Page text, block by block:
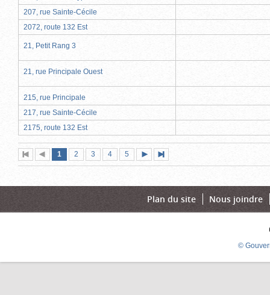
207, rue Sainte-Cécile
2072, route 132 Est
21, Petit Rang 3
21, rue Principale Ouest
215, rue Principale
217, rue Sainte-Cécile
2175, route 132 Est
Première
page
Page
précédente
Page
1 (page
actuelle)
Page
2 Page
3 Page
4 Page
5
suivante
page
Plan du site Nous joindre
©